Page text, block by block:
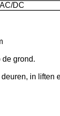
AC/DC
grond.
in